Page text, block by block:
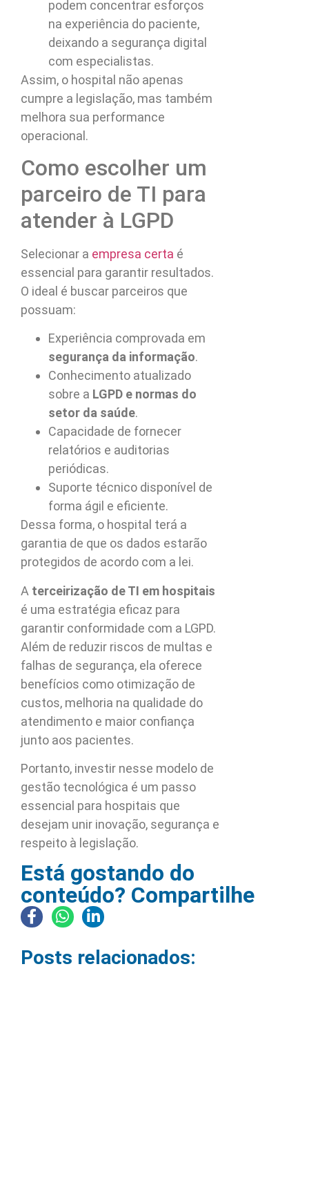
podem concentrar esforços
na experiência do paciente,
deixando a segurança digital
com especialistas.
Assim, o hospital não apenas
cumpre a legislação, mas também
melhora sua performance
operacional.
Como escolher um
parceiro de TI para
atender à LGPD
Selecionar a empresa certa é
essencial para garantir resultados.
O ideal é buscar parceiros que
possuam:
Experiência comprovada em
segurança da informação.
Conhecimento atualizado
sobre a LGPD e normas do
setor da saúde.
Capacidade de fornecer
relatórios e auditorias
periódicas.
Suporte técnico disponível de
forma ágil e eficiente.
Dessa forma, o hospital terá a
garantia de que os dados estarão
protegidos de acordo com a lei.
A terceirização de TI em hospitais
é uma estratégia eficaz para
garantir conformidade com a LGPD.
Além de reduzir riscos de multas e
falhas de segurança, ela oferece
benefícios como otimização de
custos, melhoria na qualidade do
atendimento e maior confiança
junto aos pacientes.
Portanto, investir nesse modelo de
gestão tecnológica é um passo
essencial para hospitais que
desejam unir inovação, segurança e
respeito à legislação.
Está gostando do
conteúdo? Compartilhe
Posts relacionados: